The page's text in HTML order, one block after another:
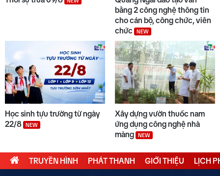
bằng 2 công nghệ thông tin
cho cán bộ, công chức, viên
chức
NEW
Học sinh tựu trường từ ngày
22/8
NEW
Xây dựng vườn thuốc nam
ứng dụng công nghệ nhà
màng
NEW
TRUYỀN HÌNH PHÁT THANH GIỚI THIỆU LỊCH